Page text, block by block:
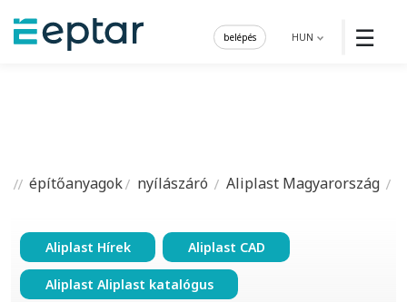
☰
HUN
belépés
építőanyagok nyílászáró Aliplast Magyarország
Aliplast Hírek Aliplast CAD
Aliplast Aliplast katalógus